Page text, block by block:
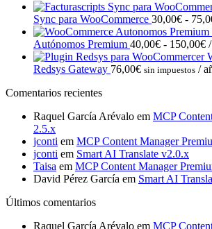
Sync para WooCommerce 30,00€ -
Autónomos Premium 40,00€ - 150,00€
Redsys Gateway 76,00€ sin impuestos /
Comentarios recientes
Raquel García Arévalo em MCP
2.5.x
jconti em MCP Content Manager
jconti em Smart AI Translate v2.0.x
Taisa em MCP Content Manager
David Pérez García em Smart AI
Últimos comentarios
Raquel García Arévalo em MCP